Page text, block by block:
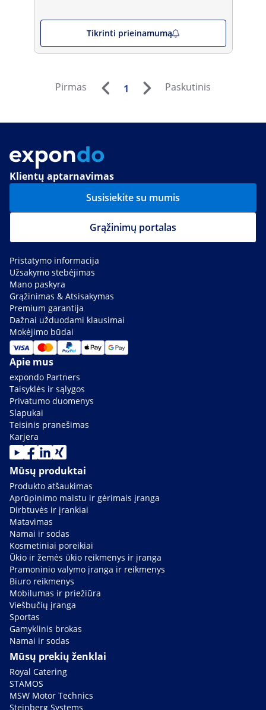
Tikrinti prieinamumą
Pirmas 1 Paskutinis
Klientų aptarnavimas
Susisiekite su mumis
Grąžinimų portalas
Pristatymo informacija
Užsakymo stebėjimas
Mano paskyra
Grąžinimas & Atsisakymas
Premium garantija
Dažnai užduodami klausimai
Mokėjimo būdai
Apie mus
expondo Partners
Taisyklės ir sąlygos
Privatumo duomenys
Slapukai
Teisinis pranešimas
Karjera
Mūsų produktai
Produkto atšaukimas
Aprūpinimo maistu ir gėrimais įranga
Dirbtuvės ir įrankiai
Matavimas
Namai ir sodas
Kosmetiniai poreikiai
Ūkio ir žemės ūkio reikmenys ir įranga
Pramoninio valymo įranga ir reikmenys
Biuro reikmenys
Mobilumas ir priežiūra
Viešbučių įranga
Sportas
Gamyklinis brokas
Namai ir sodas
Mūsų prekių ženklai
Royal Catering
STAMOS
MSW Motor Technics
Steinberg Systems